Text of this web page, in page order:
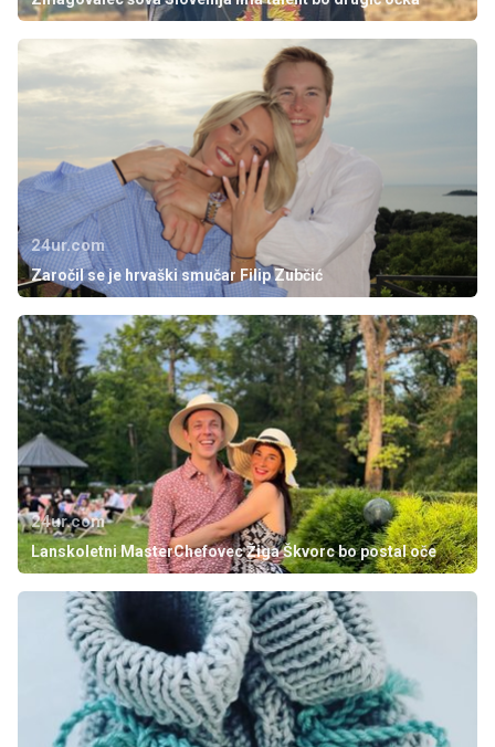
24ur.com
Zaročil se je hrvaški smučar Filip Zubčić
24ur.com
Lanskoletni MasterChefovec Žiga Škvorc bo postal oče